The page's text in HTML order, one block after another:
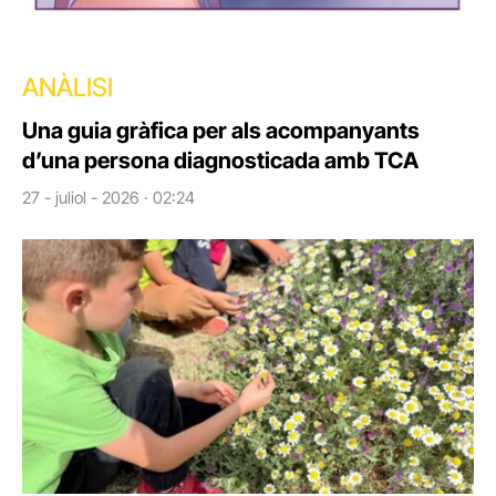
ANÀLISI
Una guia gràfica per als acompanyants
d’una persona diagnosticada amb TCA
27 - juliol - 2026 · 02:24